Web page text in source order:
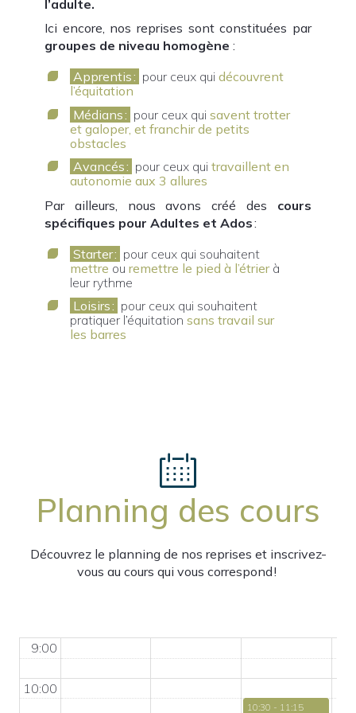
l’adulte.
Ici encore, nos reprises sont constituées par
groupes de niveau homogène :
Apprentis : pour ceux qui découvrent
l’équitation
Médians : pour ceux qui savent trotter
et galoper, et franchir de petits
obstacles
Avancés : pour ceux qui travaillent en
autonomie aux 3 allures
Par ailleurs, nous avons créé des cours
spécifiques pour Adultes et Ados:
Starter : pour ceux qui souhaitent
mettre ou remettre le pied à l’étrierà
leur rythme
Loisirs : pour ceux qui souhaitent
pratiquer l’équitation sans travail sur
les barres
Planning des cours
Découvrez le planning de nos reprises et inscrivez-
vous au cours qui vous correspond !
9:00
10:00
10:30 - 11:15